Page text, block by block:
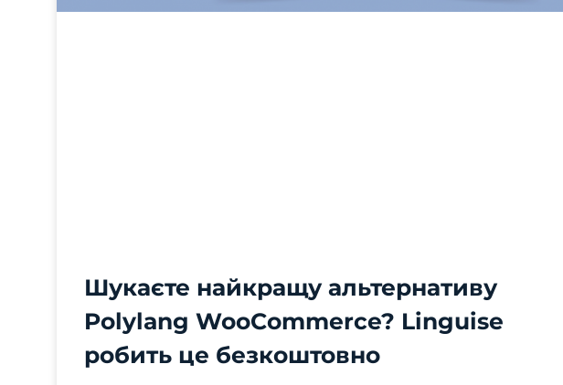
Шукаєте найкращу альтернативу
Polylang WooCommerce? Linguise
робить це безкоштовно